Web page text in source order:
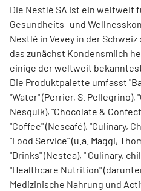
Die Nestlé SA ist ein weltweit
Gesundheits- und
Nestlé in Vevey in der
das zunächst Kondensmilch
einige der weltweit
Die Produktpalette umfasst
"Water" (Perrier, S. Pellegrino),
Nesquik), "Chocolate &
"Coffee" (Nescafé), "Culinary,
"Food Service" (u.a. Maggi,
"Drinks" (Nestea), " Culinary,
"Healthcare Nutrition"
Medizinische Nahrung und